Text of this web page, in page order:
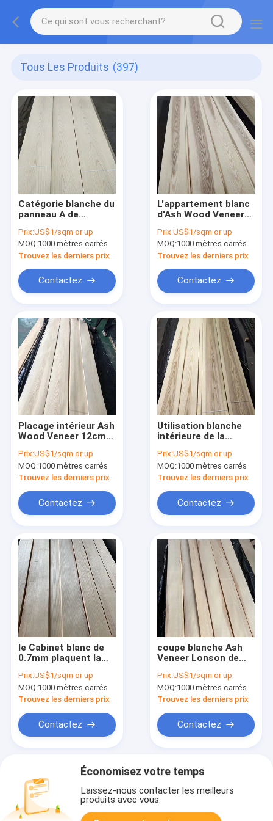
Tous Les Produits (397)
Catégorie blanche du
panneau A de
Wood Veneer 2mm
de contreplaqué de
fantaisie
Prix:US$1/sqm or up
MOQ:1000 mètres carrés
Trouvez les derniers prix
Contactez
L'appartement blanc
d'Ash Wood Veneer
coupé l'utilisation de
meubles de placage
Prix:US$1/sqm or up
MOQ:1000 mètres carrés
Trouvez les derniers prix
Contactez
Placage intérieur Ash
Wood Veneer 12cm
largeur de la longueur
210cm
Prix:US$1/sqm or up
MOQ:1000 mètres carrés
Trouvez les derniers prix
Contactez
Utilisation blanche
intérieure de la
Ash Wood Veneer
Door Leaf
Prix:US$1/sqm or up
MOQ:1000 mètres carrés
Trouvez les derniers prix
Contactez
le Cabinet blanc de
0.7mm plaquent la
placage en bois
naturel d'humidité de
8%
Prix:US$1/sqm or up
MOQ:1000 mètres carrés
Trouvez les derniers prix
Contactez
coupe blanche Ash
Veneer Lonson de
Veneer Engineered
Quarter
Prix:US$1/sqm or up
MOQ:1000 mètres carrés
Trouvez les derniers prix
Contactez
Économisez votre temps
Laissez-nous contacter les meilleurs
produits avec vous.